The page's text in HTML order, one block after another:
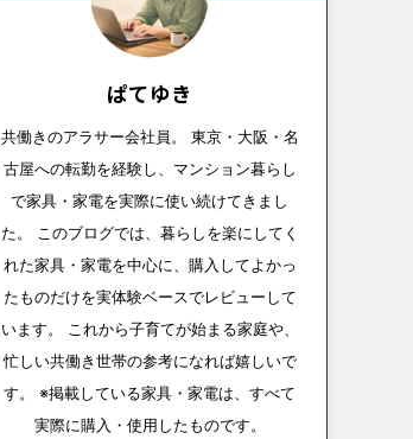
ぱてゆき
共働きのアラサー会社員。 東京・大阪・名
古屋への転勤を経験し、マンション暮らし
で家具・家電を実際に使い続けてきまし
た。 このブログでは、暮らしを楽にしてく
れた家具・家電を中心に、購入してよかっ
たものだけを実体験ベースでレビューして
います。 これから子育てが始まる家庭や、
忙しい共働き世帯の参考になれば嬉しいで
す。 ※掲載している家具・家電は、すべて
実際に購入・使用したものです。